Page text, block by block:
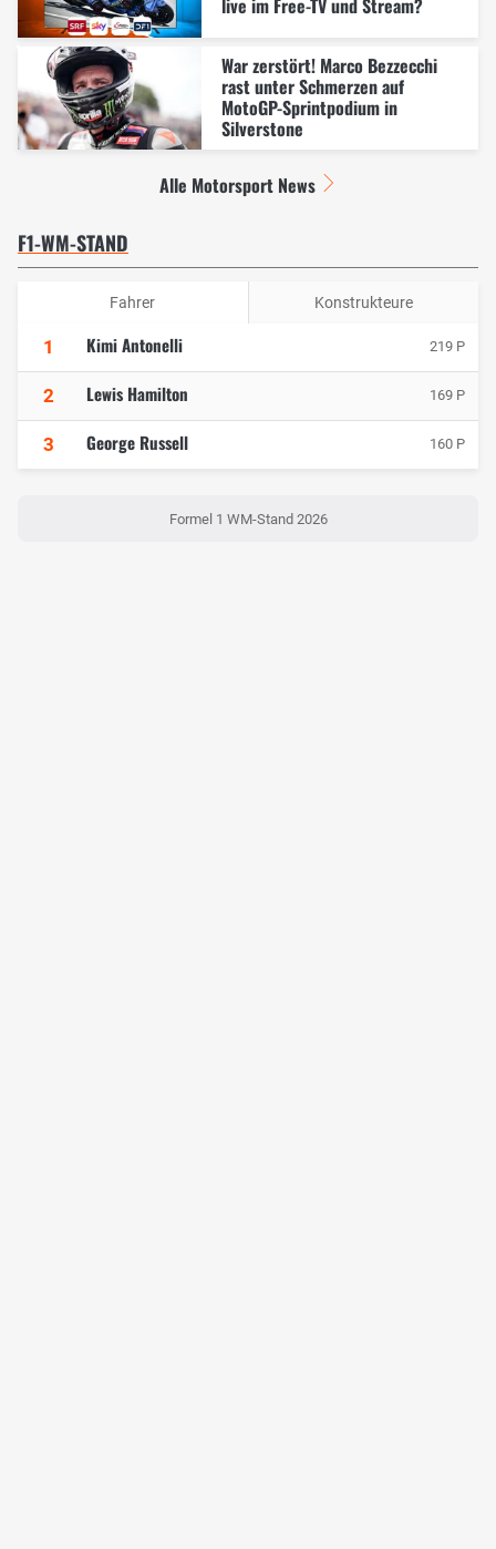
live im Free-TV und Stream?
War zerstört! Marco Bezzecchi
rast unter Schmerzen auf
MotoGP-Sprintpodium in
Silverstone
Alle Motorsport News
F1-WM-STAND
Fahrer Konstrukteure
1 Kimi Antonelli 219 P
2 Lewis Hamilton 169 P
3 George Russell 160 P
Formel 1 WM-Stand 2026